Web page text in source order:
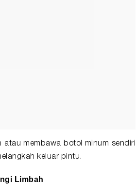
atau membawa botol minum sendiri
keluar pintu.
Limbah